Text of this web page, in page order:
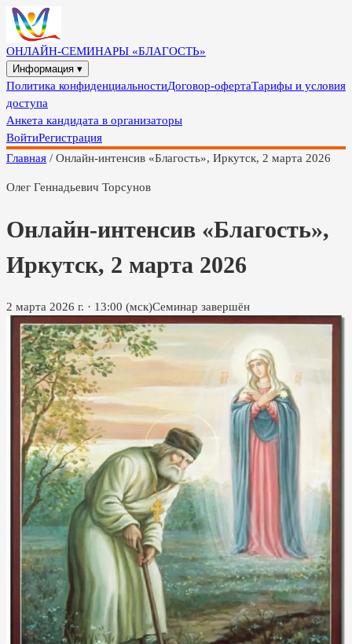
ОНЛАЙН-СЕМИНАРЫ «БЛАГОСТЬ»
Информация ▾
Политика конфиденциальностиДоговор-офертаТарифы и условия
доступа
Анкета кандидата в организаторы
ВойтиРегистрация
Главная / Онлайн-интенсив «Благость», Иркутск, 2 марта 2026
Олег Геннадьевич Торсунов
Онлайн-интенсив «Благость»,
Иркутск, 2 марта 2026
2 марта 2026 г. · 13:00 (мск)Семинар завершён